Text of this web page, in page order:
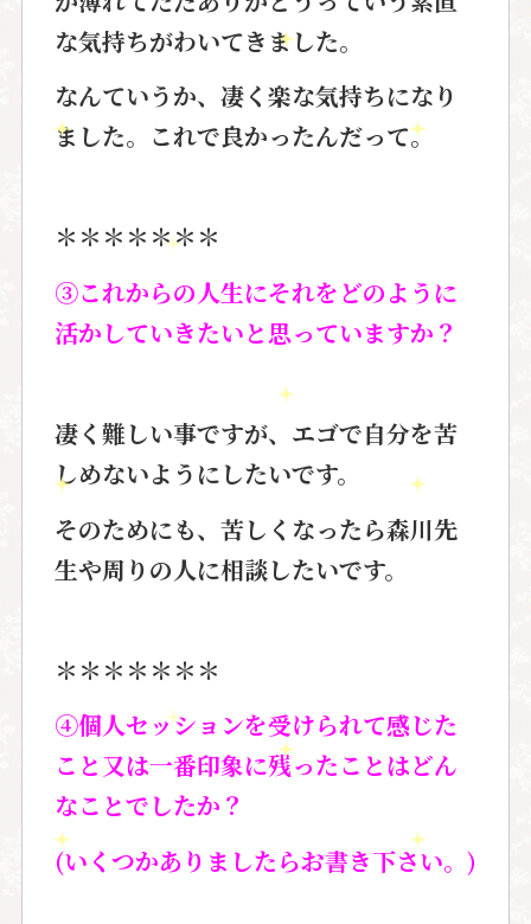
な気持ちがわいてきました。
なんていうか、凄く楽な気持ちになり
ました。これで良かったんだって。
＊＊＊＊＊＊＊
③これからの人生にそれをどのように
活かしていきたいと思っていますか？
凄く難しい事ですが、エゴで自分を苦
しめないようにしたいです。
そのためにも、苦しくなったら森川先
生や周りの人に相談したいです。
＊＊＊＊＊＊＊
④個人セッションを受けられて感じた
こと又は一番印象に残ったことはどん
なことでしたか？
(いくつかありましたらお書き下さい。)